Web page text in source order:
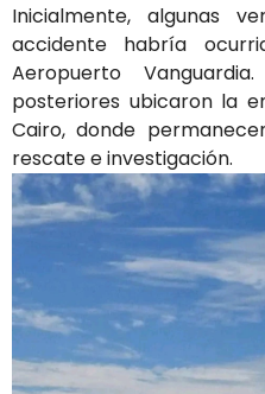
Inicialmente, algunas
accidente habría
Aeropuerto
posteriores ubicaron la
Cairo, donde
rescate e investigación.